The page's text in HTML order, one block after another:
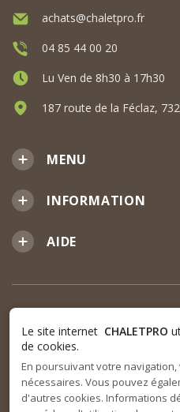
MENU
INFORMATION
AIDE
achats@chaletpro.fr
04 85 44 00 20
Lu Ven de 8h30 à 17h30
187 route de la Féclaz,
Le site internet CHALETPRO
de cookies.
En poursuivant votre
nécessaires. Vous pouvez
d'autres cookies. Informations